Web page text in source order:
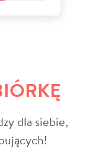
dla siebie,